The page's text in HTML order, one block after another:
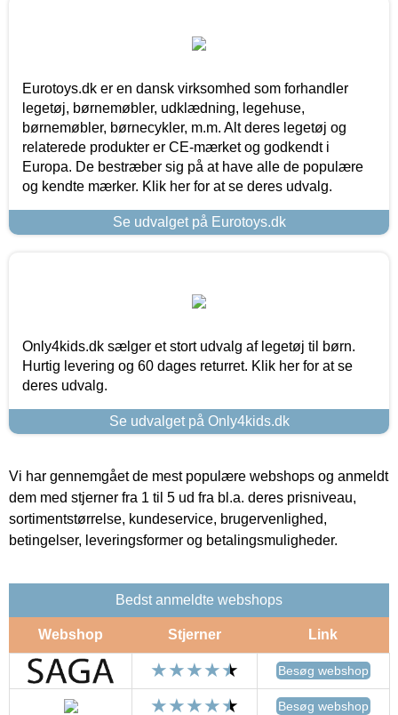
Eurotoys.dk er en dansk virksomhed som forhandler
legetøj, børnemøbler, udklædning, legehuse,
børnemøbler, børnecykler, m.m. Alt deres legetøj og
relaterede produkter er CE-mærket og godkendt i
Europa. De bestræber sig på at have alle de populære
og kendte mærker. Klik her for at se deres udvalg.
Se udvalget på Eurotoys.dk
Only4kids.dk sælger et stort udvalg af legetøj til børn.
Hurtig levering og 60 dages returret. Klik her for at se
deres udvalg.
Se udvalget på Only4kids.dk
Vi har gennemgået de mest populære webshops og anmeldt
dem med stjerner fra 1 til 5 ud fra bl.a. deres prisniveau,
sortimentstørrelse, kundeservice, brugervenlighed,
betingelser, leveringsformer og betalingsmuligheder.
Bedst anmeldte webshops
Webshop Stjerner Link
Besøg webshop
Besøg webshop